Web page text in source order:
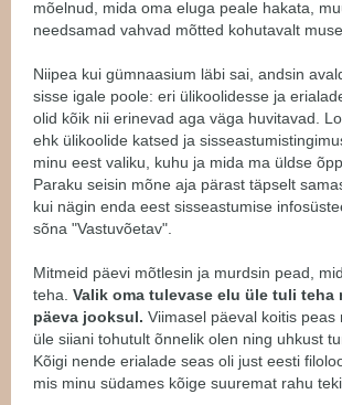
mõelnud, mida oma eluga peale hakata,
needsamad vahvad mõtted kohutavalt
Niipea kui gümnaasium läbi sai, andsin
sisse igale poole: eri ülikoolidesse ja
olid kõik nii erinevad aga väga huvitavad.
ehk ülikoolide katsed ja
minu eest valiku, kuhu ja mida ma üldse
Paraku seisin mõne aja pärast täpselt
kui nägin enda eest sisseastumise
sõna "Vastuvõetav".
Mitmeid päevi mõtlesin ja murdsin pead,
teha. Valik oma tulevase elu üle tuli teha
päeva jooksul. Viimasel päeval koitis peas
üle siiani tohutult õnnelik olen ning uhkust
Kõigi nende erialade seas oli just eesti
mis minu südames kõige suuremat rahu